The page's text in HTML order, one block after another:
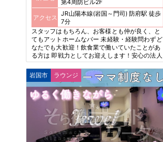
第4周防ビル2F
アクセス
JR山陽本線(岩国～門司) 防府駅 徒歩
7分
スタッフはもちろん、お客様とも仲が良く、と
てもアットホームなバー 未経験・経験問わずど
なたでも大歓迎！飲食業で働いていたことがあ
る方は 即戦力としてお迎えします！安心の法人
経営で働き易さエリアトップ級！
岩国市 ラウンジ